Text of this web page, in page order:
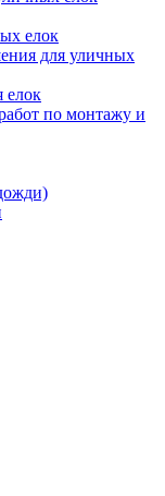
елок
для уличных
елок
по монтажу и